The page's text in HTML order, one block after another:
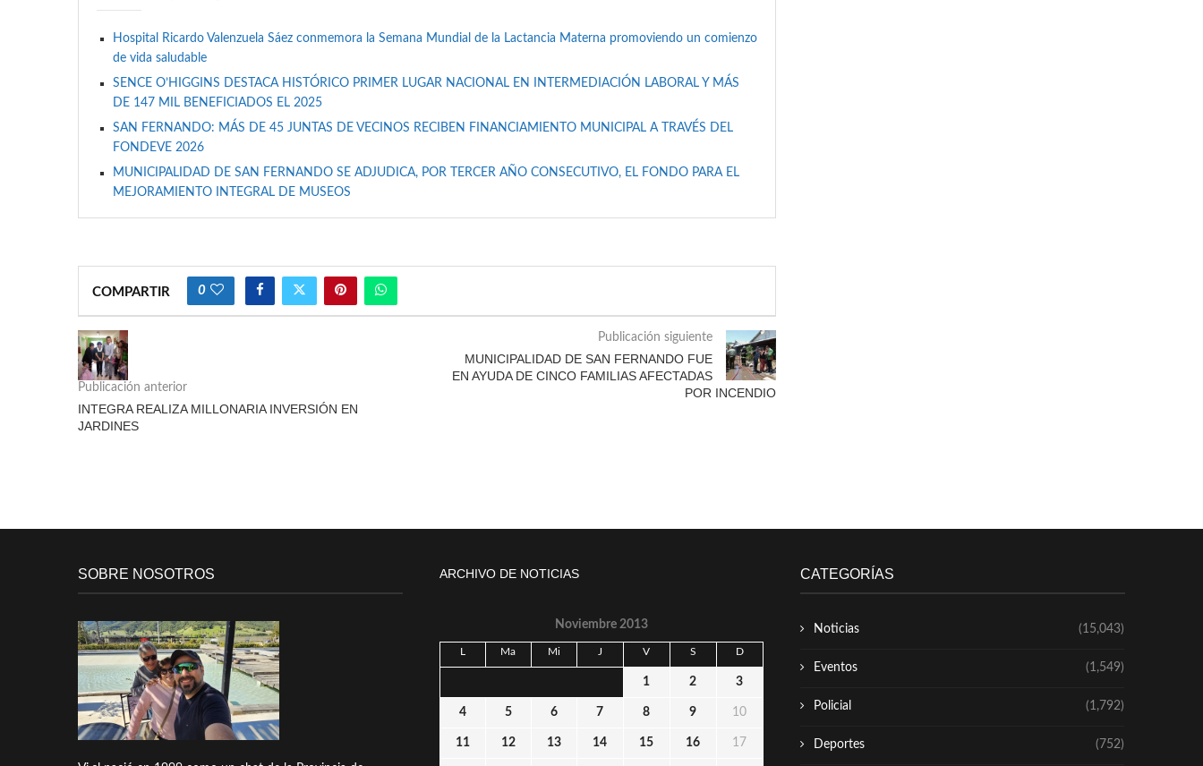
Hospital Ricardo Valenzuela Sáez conmemora la Semana Mundial de la Lactancia Materna promoviendo un comienzo
de vida saludable
SENCE O’HIGGINS DESTACA HISTÓRICO PRIMER LUGAR NACIONAL EN INTERMEDIACIÓN LABORAL Y MÁS
DE 147 MIL BENEFICIADOS EL 2025
SAN FERNANDO: MÁS DE 45 JUNTAS DE VECINOS RECIBEN FINANCIAMIENTO MUNICIPAL A TRAVÉS DEL
FONDEVE 2026
MUNICIPALIDAD DE SAN FERNANDO SE ADJUDICA, POR TERCER AÑO CONSECUTIVO, EL FONDO PARA EL
MEJORAMIENTO INTEGRAL DE MUSEOS
COMPARTIR 0
Publicación anterior
INTEGRA REALIZA MILLONARIA INVERSIÓN EN
JARDINES
Publicación siguiente
MUNICIPALIDAD DE SAN FERNANDO FUE
EN AYUDA DE CINCO FAMILIAS AFECTADAS
POR INCENDIO
SOBRE NOSOTROS ARCHIVO DE NOTICIAS
Noviembre 2013
L Ma Mi J V S D
1 2 3
4 5 6 7 8 9 10
11 12 13 14 15 16 17
CATEGORÍAS
Noticias (15,043)
Eventos (1,549)
Policial (1,792)
Deportes (752)